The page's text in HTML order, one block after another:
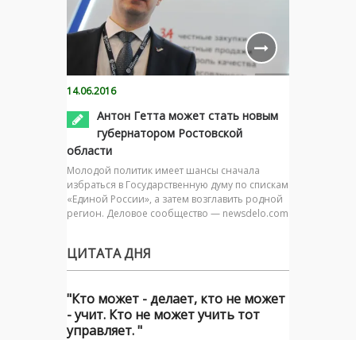
14.06.2016
Антон Гетта может стать новым
губернатором Ростовской
области
Молодой политик имеет шансы сначала
избраться в Государственную думу по спискам
«Единой России», а затем возглавить родной
регион. Деловое сообщество — newsdelo.com
ЦИТАТА ДНЯ
"Кто может - делает, кто не может
- учит. Кто не может учить тот
управляет. "